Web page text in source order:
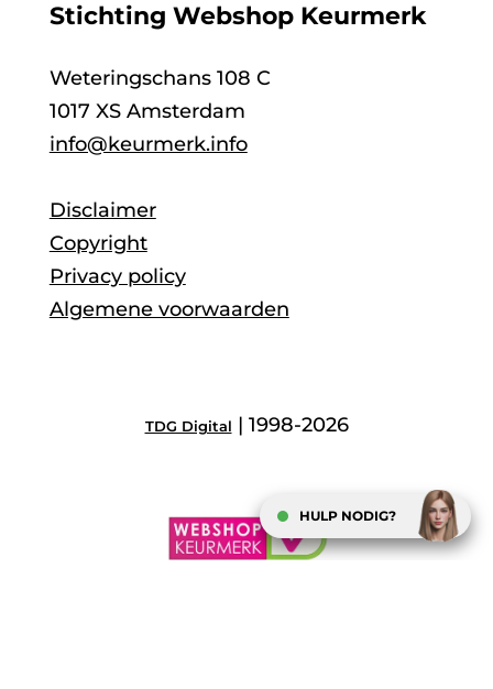
Stichting Webshop Keurmerk
Weteringschans 108 C
1017 XS Amsterdam
info@keurmerk.info
Disclaimer
Copyright
Privacy policy
Algemene voorwaarden
TDG Digital | 1998-2026
HULP NODIG?